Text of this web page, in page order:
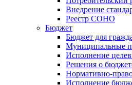
Внедрение
Реестр СОНО
Бюджет
Бюджет для
Муниципальные
Исполнение
Решения о
Нормативно-
Исполнение